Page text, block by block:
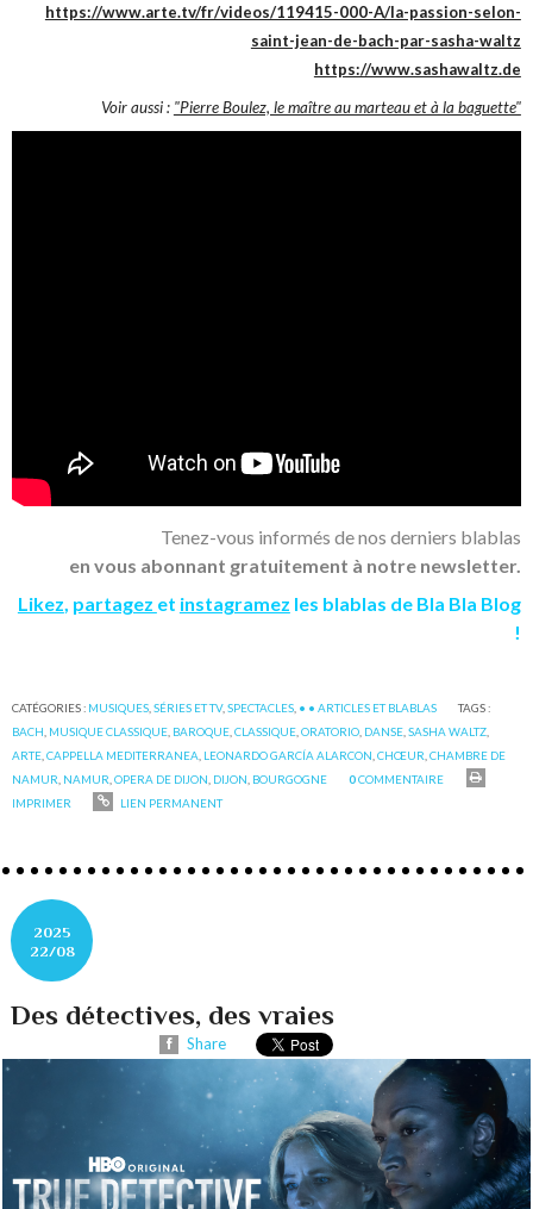
https://www.arte.tv/fr/videos/119415-000-A/la-passion-selon-
saint-jean-de-bach-par-sasha-waltz
https://www.sashawaltz.de
Voir aussi : "Pierre Boulez, le maître au marteau et à la baguette"
Tenez-vous informés de nos derniers blablas
en vous abonnant gratuitement à notre newsletter.
Likez, partagez et instagramez les blablas de Bla Bla Blog
!
CATÉGORIES : MUSIQUES ,SÉRIES ET TV,SPECTACLES • • ARTICLES ET BLABLAS
TAGS :
BACH MUSIQUE CLASSIQUE BAROQUE ,CLASSIQUE ,ORATORIO DANSE ,SASHA WALTZ
ARTE ,CAPPELLA MEDITERRANEA LEONARDO GARCÍA ALARCON ,CHŒUR ,CHAMBRE DE
NAMUR NAMUR ,OPERA DE DIJON DIJON BOURGOGNE 0COMMENTAIRE
IMPRIMER
LIEN PERMANENT
2025
22/08
Des détectives, des vraies
Share